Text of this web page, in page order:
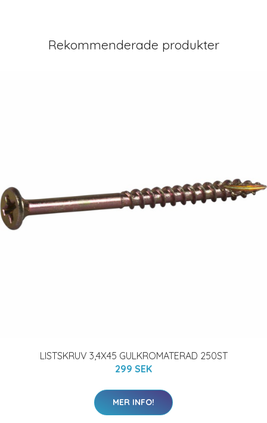
Rekommenderade produkter
LISTSKRUV 3,4X45 GULKROMATERAD 250ST
299 SEK
MER INFO!